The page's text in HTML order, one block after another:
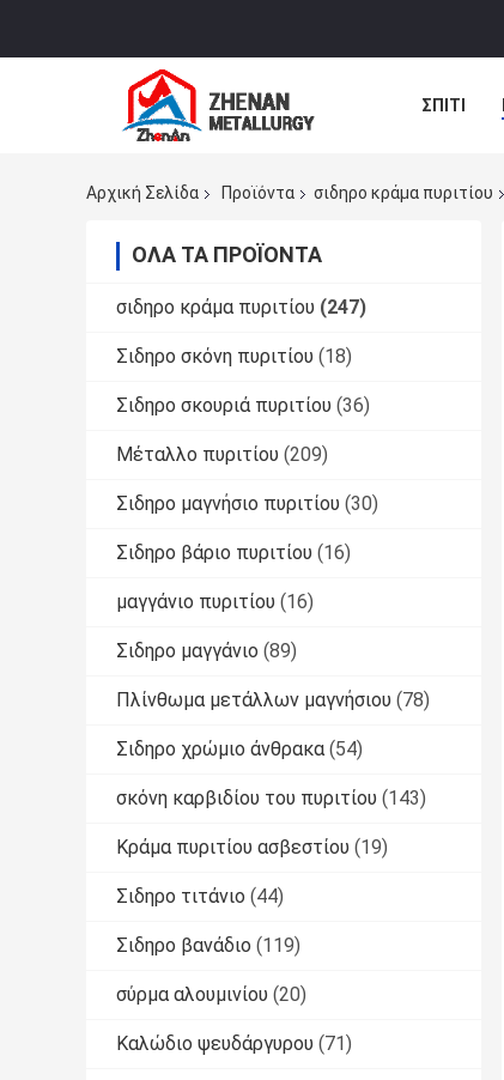
ΣΠΊΤΙ
Αρχική Σελίδα
Προϊόντα σιδηρο κράμα πυριτίου
ΌΛΑ ΤΑ ΠΡΟΪΌΝΤΑ
σιδηρο κράμα πυριτίου (247)
Σιδηρο σκόνη πυριτίου (18)
Σιδηρο σκουριά πυριτίου (36)
Μέταλλο πυριτίου (209)
Σιδηρο μαγνήσιο πυριτίου (30)
Σιδηρο βάριο πυριτίου (16)
μαγγάνιο πυριτίου (16)
Σιδηρο μαγγάνιο (89)
Πλίνθωμα μετάλλων μαγνήσιου (78)
Σιδηρο χρώμιο άνθρακα (54)
σκόνη καρβιδίου του πυριτίου (143)
Κράμα πυριτίου ασβεστίου (19)
Σιδηρο τιτάνιο (44)
Σιδηρο βανάδιο (119)
σύρμα αλουμινίου (20)
Καλώδιο ψευδάργυρου (71)